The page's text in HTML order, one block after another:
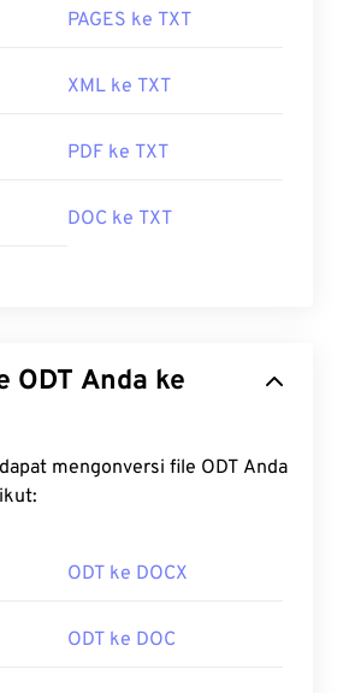
PAGES ke TXT
XML ke TXT
PDF ke TXT
DOC ke TXT
mengonversi file ODT Anda
ODT ke DOCX
ODT ke DOC